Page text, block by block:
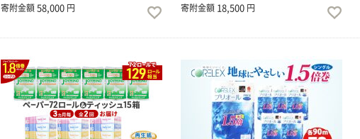
寄附金額58,000 円 寄附金額 18,500 円